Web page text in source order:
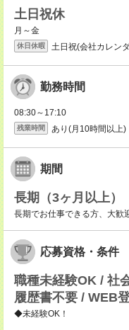
土日祝休
月～金
休日休暇 土日祝(会社カレン
勤務時間
08:30～17:10
残業時間 あり(月10時間以上)
期間
長期（3ヶ月以上）
長期でお仕事できる方、大歓
応募資格・条件
職種未経験OK / 社
履歴書不要 / WEB
◆未経験OK！